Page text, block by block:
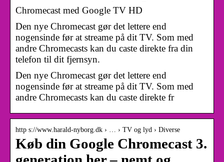
Chromecast med Google TV HD
Den nye Chromecast gør det lettere end
nogensinde før at streame på dit TV. Som med
andre Chromecasts kan du caste direkte fra din
telefon til dit fjernsyn.
Den nye Chromecast gør det lettere end
nogensinde før at streame på dit TV. Som med
andre Chromecasts kan du caste direkte fr
http s://www.harald-nyborg.dk › … › TV og lyd › Diverse
Køb din Google Chromecast 3.